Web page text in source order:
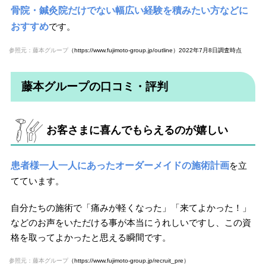
骨院・鍼灸院だけでない幅広い経験を積みたい方などに
おすすめです。
参照元：藤本グループ （https://www.fujimoto-group.jp/outline）2022年7月8日調査時点
藤本グループの口コミ・評判
お客さまに喜んでもらえるのが嬉しい
患者様一人一人にあったオーダーメイドの施術計画を立
てています。
自分たちの施術で「痛みが軽くなった」「来てよかった！」
などのお声をいただける事が本当にうれしいですし、この資
格を取ってよかったと思える瞬間です。
参照元：藤本グループ （https://www.fujimoto-group.jp/recruit_pre）